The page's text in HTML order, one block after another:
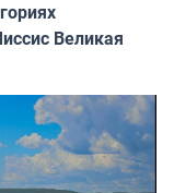
Великая